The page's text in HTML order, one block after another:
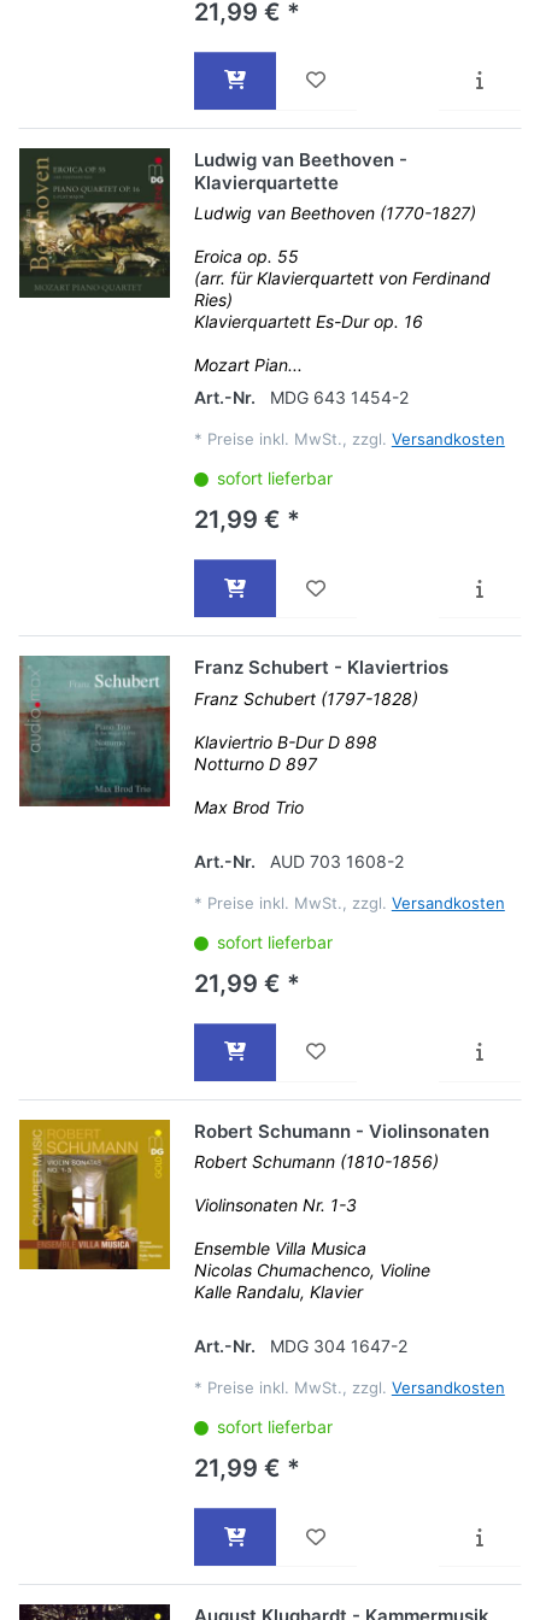
21,99 € *
Ludwig van Beethoven -
Klavierquartette
Ludwig van Beethoven (1770-1827)
Eroica op. 55
(arr. für Klavierquartett von Ferdinand
Ries)
Klavierquartett Es-Dur op. 16
Mozart Pian...
Art.-Nr.
MDG 643 1454-2
* Preise inkl. MwSt., zzgl. Versandkosten
sofort lieferbar
21,99 € *
Franz Schubert - Klaviertrios
Franz Schubert (1797-1828)
Klaviertrio B-Dur D 898
Notturno D 897
Max Brod Trio
Art.-Nr. AUD 703 1608-2
* Preise inkl. MwSt., zzgl. Versandkosten
sofort lieferbar
21,99 € *
Robert Schumann - Violinsonaten
Robert Schumann (1810-1856)
Violinsonaten Nr. 1-3
Ensemble Villa Musica
Nicolas Chumachenco, Violine
Kalle Randalu, Klavier
Art.-Nr. MDG 304 1647-2
* Preise inkl. MwSt., zzgl. Versandkosten
sofort lieferbar
21,99 € *